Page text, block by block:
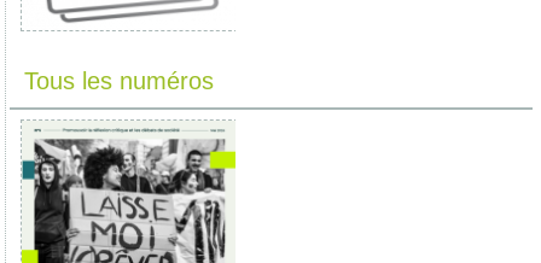
Tous les numéros